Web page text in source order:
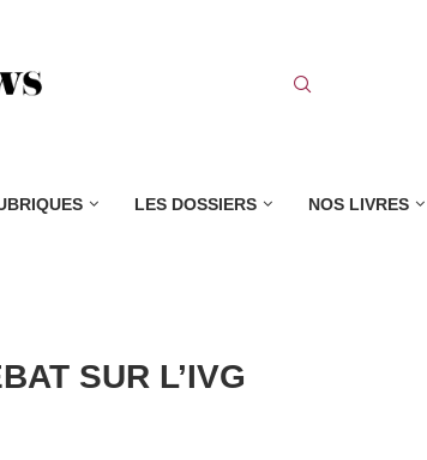
LES DOSSIERS NOS LIVRES
SUR L’IVG